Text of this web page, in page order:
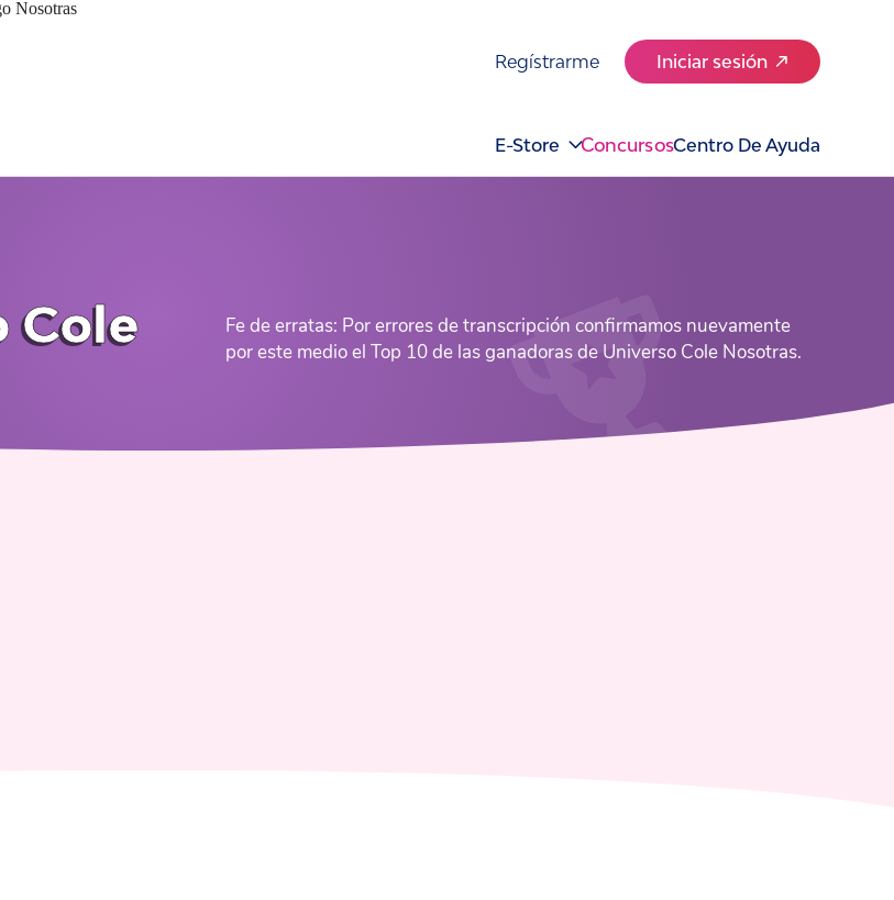
Regístrarme Iniciar sesión
E-Store ConcursosCentro De Ayuda
Cole
Fe de erratas: Por errores de transcripción confirmamos nuevamente
por este medio el Top 10 de las ganadoras de Universo Cole Nosotras.